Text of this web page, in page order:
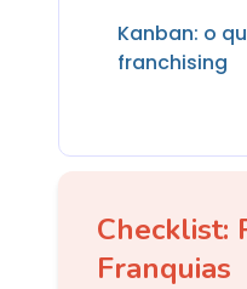
Kanban: o
franchising
Checklist:
Franquias